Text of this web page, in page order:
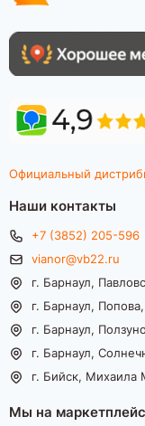
Официальный
Наши контакты
+7 (3852) 205-596
vianor@vb22.ru
г. Барнаул,
г. Барнаул,
г. Барнаул,
г. Барнаул,
г. Бийск, Михаила
Мы на